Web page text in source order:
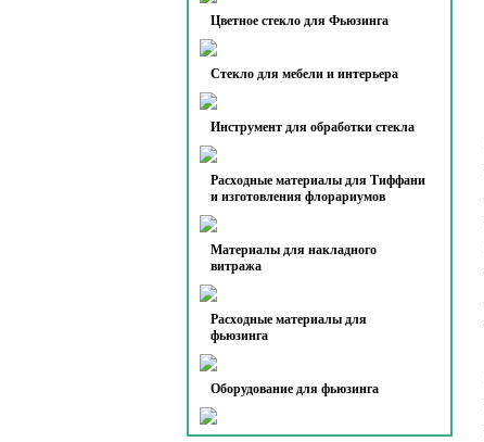
Цветное стекло для Фьюзинга
Стекло для мебели и интерьера
Инструмент для обработки стекла
Расходные материалы для Тиффани
и изготовления флорариумов
Материалы для накладного
витража
Расходные материалы для
фьюзинга
Оборудование для фьюзинга